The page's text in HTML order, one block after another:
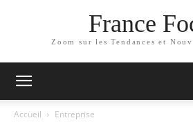
France
Zoom sur les Tendances et
Accueil Entreprise